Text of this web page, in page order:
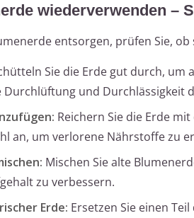
wiederverwenden –
entsorgen, prüfen Sie,
Sie die Erde gut durch, um
Durchlüftung und Durchlässigkeit
Reichern Sie die Erde
an, um verlorene Nährstoffe zu
Mischen Sie alte
zu verbessern.
Erde: Ersetzen Sie einen